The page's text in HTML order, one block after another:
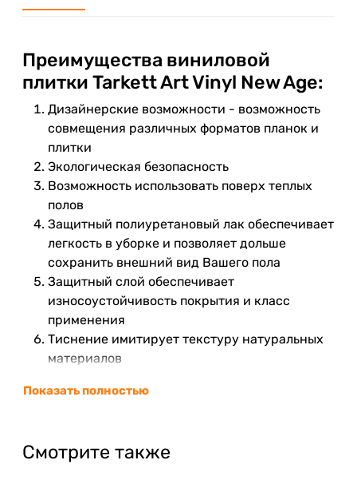
Преимущества виниловой
плитки Tarkett Art Vinyl New Age:
Дизайнерские возможности - возможность
совмещения различных форматов планок и
плитки
Экологическая безопасность
Возможность использовать поверх теплых
полов
Защитный полиуретановый лак обеспечивает
легкость в уборке и позволяет дольше
сохранить внешний вид Вашего пола
Защитный слой обеспечивает
износоустойчивость покрытия и класс
применения
Тиснение имитирует текстуру натуральных
материалов
рисунком высокого разрешения в
натурального дерева
Показать полностью
Смотрите также